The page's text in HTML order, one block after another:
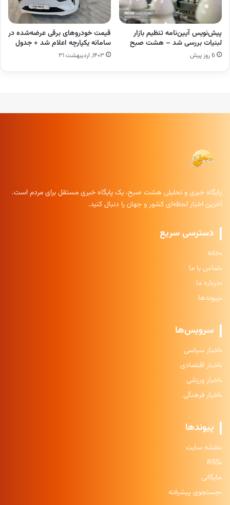
پیش‌نویس آیین‌نامه تنظیم بازار
لبنیات بررسی شد – هشت صبح
6 روز پیش
قیمت خودروهای برقی عرضه‌شده در
سامانه یکپارچه اعلام شد + جدول
۱۴۰۳, اردیبهشت ۳۱
پایگاه خبری و تحلیلی هشت صبح، یک پایگاه خبری مستقل برای مردم است.
آخرین اخبار لحظه‌ای کشور و جهان را دنبال کنید.
دسترسی سریع
خانه
تماس با ما
درباره ما
پیوندها
سرویس‌ها
اخبار سیاسی
اخبار اقتصادی
اخبار ورزشی
اخبار فرهنگی
پیوندها
نقشه سایت
RSS
بایگانی
جستجوی پیشرفته